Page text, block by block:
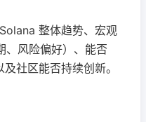
整体趋势、宏观
、风险偏好）、能否
社区能否持续创新。